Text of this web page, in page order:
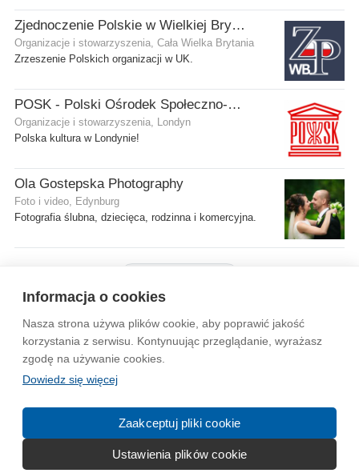
Informacja o cookies
Nasza strona używa plików cookie, aby poprawić jakość
korzystania z serwisu. Kontynuując przeglądanie, wyrażasz
zgodę na używanie cookies.
Dowiedz się więcej
Zaakceptuj pliki cookie
Ustawienia plików cookie
Zjednoczenie Polskie w Wielkiej Brytanii
Organizacje i stowarzyszenia, Cała Wielka Brytania
Zrzeszenie Polskich organizacji w UK.
POSK - Polski Ośrodek Społeczno-Kulturalny
Organizacje i stowarzyszenia, Londyn
Polska kultura w Londynie!
Ola Gostepska Photography
Foto i video, Edynburg
Fotografia ślubna, dziecięca, rodzinna i komercyjna.
Wytyczne dla społeczności Regulamin Prywatność
Reklama Kontakt